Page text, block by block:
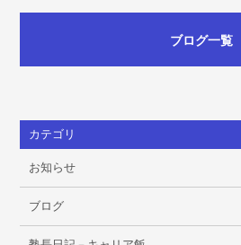
ブログ一覧
カテゴリ
お知らせ
ブログ